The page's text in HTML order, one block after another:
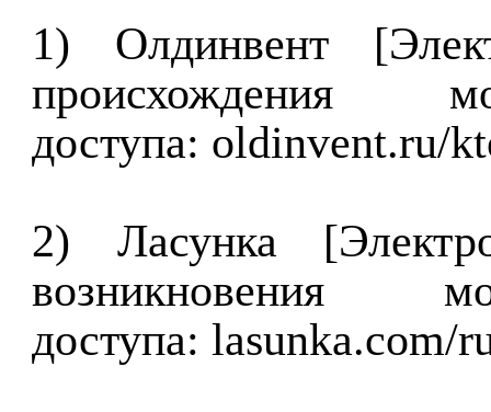
1) Олдинвент
доступа: oldinvent.ru/
2) Ласунка
доступа: lasunka.com/